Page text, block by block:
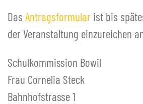
Das Antragsformular ist bis
der Veranstaltung einzureichen
Schulkommission Bowil
Frau Cornelia Steck
Bahnhofstrasse 1